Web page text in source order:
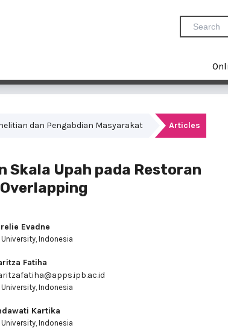
dan Pengabdian Masyarakat Articles
Skala Upah pada Restoran
Evadne
University, Indonesia
Fatiha
University, Indonesia
Kartika
University, Indonesia